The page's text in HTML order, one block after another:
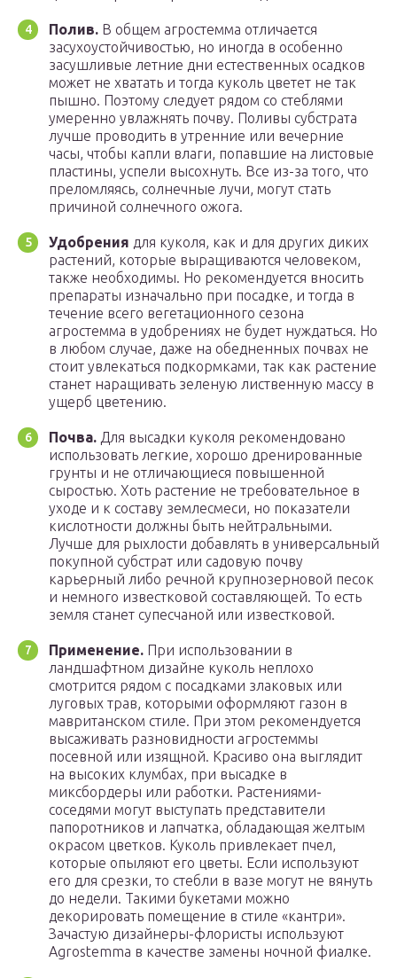
Полив. В общем агростемма отличается
засухоустойчивостью, но иногда в особенно
засушливые летние дни естественных осадков
может не хватать и тогда куколь цветет не так
пышно. Поэтому следует рядом со стеблями
умеренно увлажнять почву. Поливы субстрата
лучше проводить в утренние или вечерние
часы, чтобы капли влаги, попавшие на листовые
пластины, успели высохнуть. Все из-за того, что
преломляясь, солнечные лучи, могут стать
причиной солнечного ожога.
Удобрения для куколя, как и для других диких
растений, которые выращиваются человеком,
также необходимы. Но рекомендуется вносить
препараты изначально при посадке, и тогда в
течение всего вегетационного сезона
агростемма в удобрениях не будет нуждаться. Но
в любом случае, даже на обедненных почвах не
стоит увлекаться подкормками, так как растение
станет наращивать зеленую лиственную массу в
ущерб цветению.
Почва. Для высадки куколя рекомендовано
использовать легкие, хорошо дренированные
грунты и не отличающиеся повышенной
сыростью. Хоть растение не требовательное в
уходе и к составу землесмеси, но показатели
кислотности должны быть нейтральными.
Лучше для рыхлости добавлять в универсальный
покупной субстрат или садовую почву
карьерный либо речной крупнозерновой песок
и немного известковой составляющей. То есть
земля станет супесчаной или известковой.
Применение. При использовании в
ландшафтном дизайне куколь неплохо
смотрится рядом с посадками злаковых или
луговых трав, которыми оформляют газон в
мавританском стиле. При этом рекомендуется
высаживать разновидности агростеммы
посевной или изящной. Красиво она выглядит
на высоких клумбах, при высадке в
миксбордеры или работки. Растениями-
соседями могут выступать представители
папоротников и лапчатка, обладающая желтым
окрасом цветков. Куколь привлекает пчел,
которые опыляют его цветы. Если используют
его для срезки, то стебли в вазе могут не вянуть
до недели. Такими букетами можно
декорировать помещение в стиле «кантри».
Зачастую дизайнеры-флористы используют
Agrostemma в качестве замены ночной фиалке.